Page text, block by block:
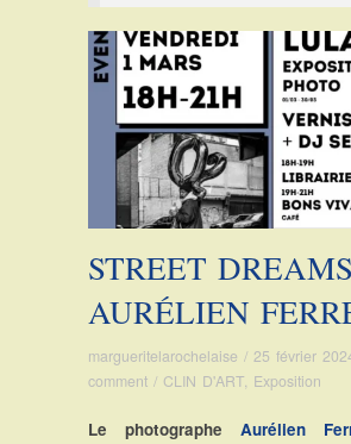
STREET
AURÉLIEN
margueritelarochelaise / 25 février
comment / CLIN D'ART, Exposition
Le photographe Aurélien